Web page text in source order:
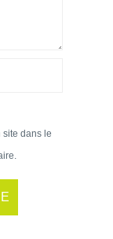
site dans le